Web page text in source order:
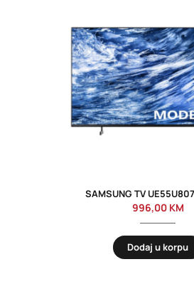
SAMSUNG TV
996,00 KM
Dodaj u korpu